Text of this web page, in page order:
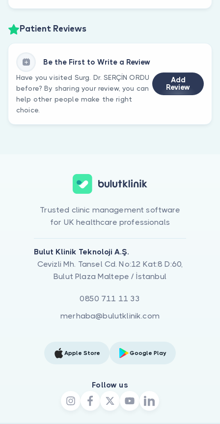
Patient Reviews
Be the First to Write a Review
Have you visited Surg. Dr. SERÇİN ORDU
before? By sharing your review, you can
help other people make the right
choice.
Add
Review
Trusted clinic management software
for UK healthcare professionals
Bulut Klinik Teknoloji A.Ş.
Cevizli Mh. Tansel Cd. No:12 Kat:8 D:60,
Bulut Plaza Maltepe / İstanbul
0850 711 11 33
merhaba@bulutklinik.com
Apple Store Google Play
Follow us